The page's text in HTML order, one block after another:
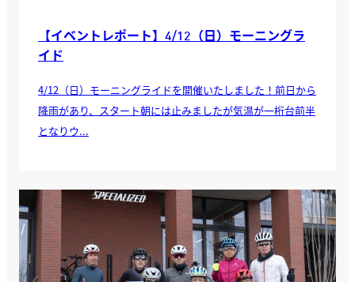
【イベントレポート】4/12（日）モーニングラ
イド
4/12（日）モーニングライドを開催いたしました！前日から
降雨があり、スタート朝には止みましたが気温が一桁台前半
となりウ...